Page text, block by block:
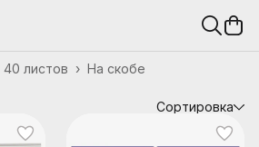
На скобе
листов ›
школьные принадлежности
Сортировка